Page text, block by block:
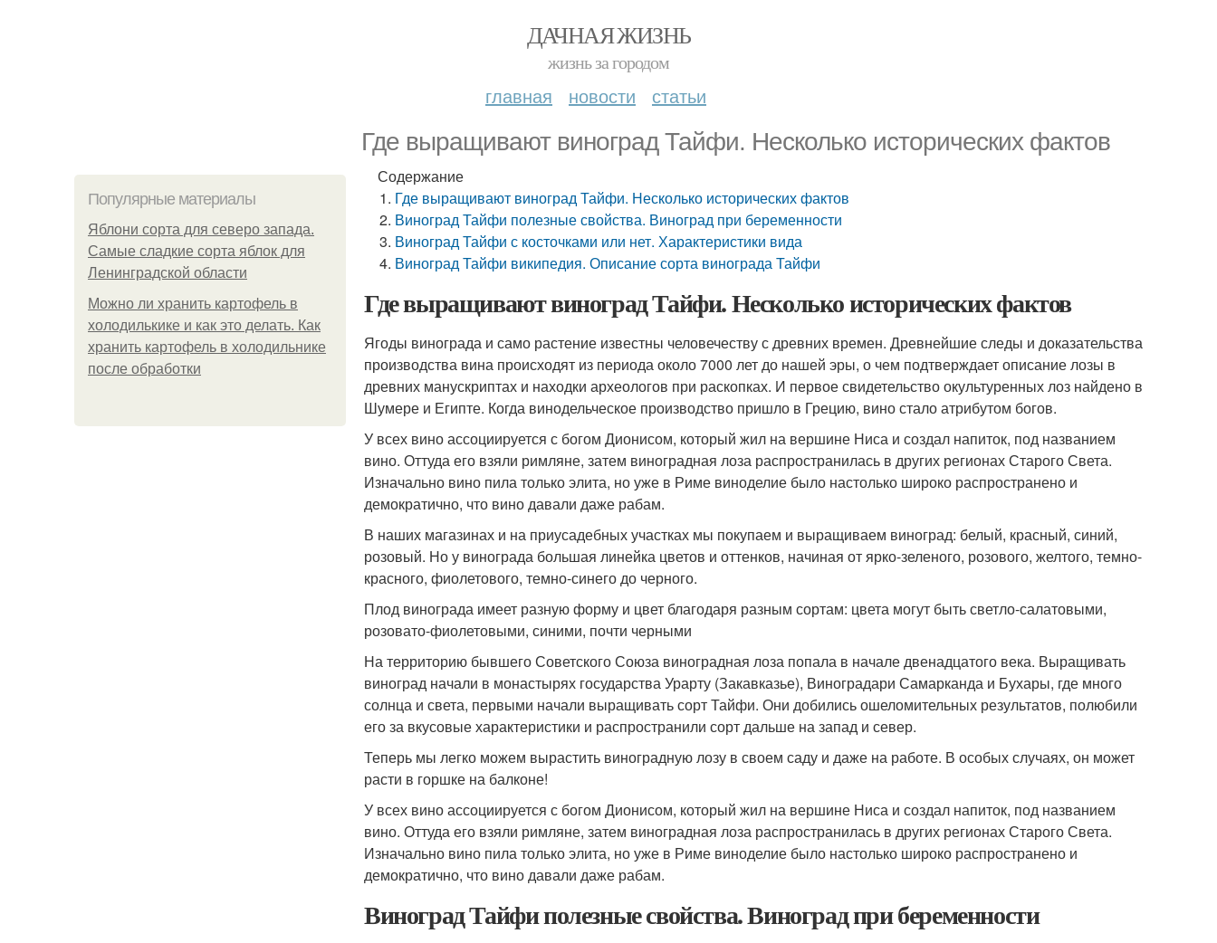
ДАЧНАЯ ЖИЗНЬ
жизнь за городом
главная новости статьи
Где выращивают виноград Тайфи. Несколько исторических фактов
Популярные материалы
Яблони сорта для северо запада.
Самые сладкие сорта яблок для
Ленинградской области
Можно ли хранить картофель в
холодилькике и как это делать. Как
хранить картофель в холодильнике
после обработки
Содержание
Где выращивают виноград Тайфи. Несколько исторических фактов
Виноград Тайфи полезные свойства. Виноград при беременности
Виноград Тайфи с косточками или нет. Характеристики вида
Виноград Тайфи википедия. Описание сорта винограда Тайфи
Где выращивают виноград Тайфи. Несколько исторических фактов
Ягоды винограда и само растение известны человечеству с древних времен. Древнейшие следы и доказательства
производства вина происходят из периода около 7000 лет до нашей эры, о чем подтверждает описание лозы в
древних манускриптах и находки археологов при раскопках. И первое свидетельство окультуренных лоз найдено в
Шумере и Египте. Когда винодельческое производство пришло в Грецию, вино стало атрибутом богов.
У всех вино ассоциируется с богом Дионисом, который жил на вершине Ниса и создал напиток, под названием
вино. Оттуда его взяли римляне, затем виноградная лоза распространилась в других регионах Старого Света.
Изначально вино пила только элита, но уже в Риме виноделие было настолько широко распространено и
демократично, что вино давали даже рабам.
В наших магазинах и на приусадебных участках мы покупаем и выращиваем виноград: белый, красный, синий,
розовый. Но у винограда большая линейка цветов и оттенков, начиная от ярко-зеленого, розового, желтого, темно-
красного, фиолетового, темно-синего до черного.
Плод винограда имеет разную форму и цвет благодаря разным сортам: цвета могут быть светло-салатовыми,
розовато-фиолетовыми, синими, почти черными
На территорию бывшего Советского Союза виноградная лоза попала в начале двенадцатого века. Выращивать
виноград начали в монастырях государства Урарту (Закавказье), Виноградари Самарканда и Бухары, где много
солнца и света, первыми начали выращивать сорт Тайфи. Они добились ошеломительных результатов, полюбили
его за вкусовые характеристики и распространили сорт дальше на запад и север.
Теперь мы легко можем вырастить виноградную лозу в своем саду и даже на работе. В особых случаях, он может
расти в горшке на балконе!
У всех вино ассоциируется с богом Дионисом, который жил на вершине Ниса и создал напиток, под названием
вино. Оттуда его взяли римляне, затем виноградная лоза распространилась в других регионах Старого Света.
Изначально вино пила только элита, но уже в Риме виноделие было настолько широко распространено и
демократично, что вино давали даже рабам.
Виноград Тайфи полезные свойства. Виноград при беременности